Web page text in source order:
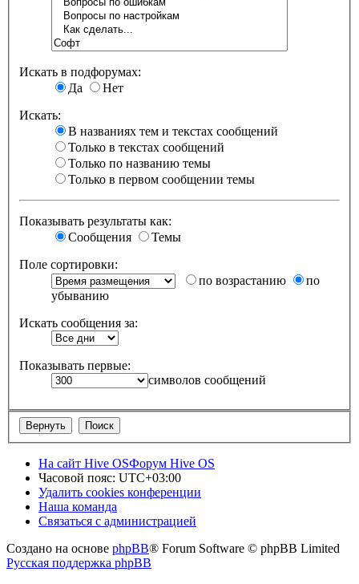
Искать в подфорумах:
Да
Нет
Искать:
В названиях тем и текстах сообщений
Только в текстах сообщений
Только по названию темы
Только в первом сообщении темы
Показывать результаты как:
Сообщения
Темы
Поле сортировки:
по возрастанию
по
убыванию
Искать сообщения за:
Показывать первые:
символов сообщений
На сайт Hive OSФорум Hive OS
Часовой пояс: UTC+03:00
Удалить cookies конференции
Наша команда
Связаться с администрацией
Создано на основе phpBB® Forum Software © phpBB Limited
Русская поддержка phpBB